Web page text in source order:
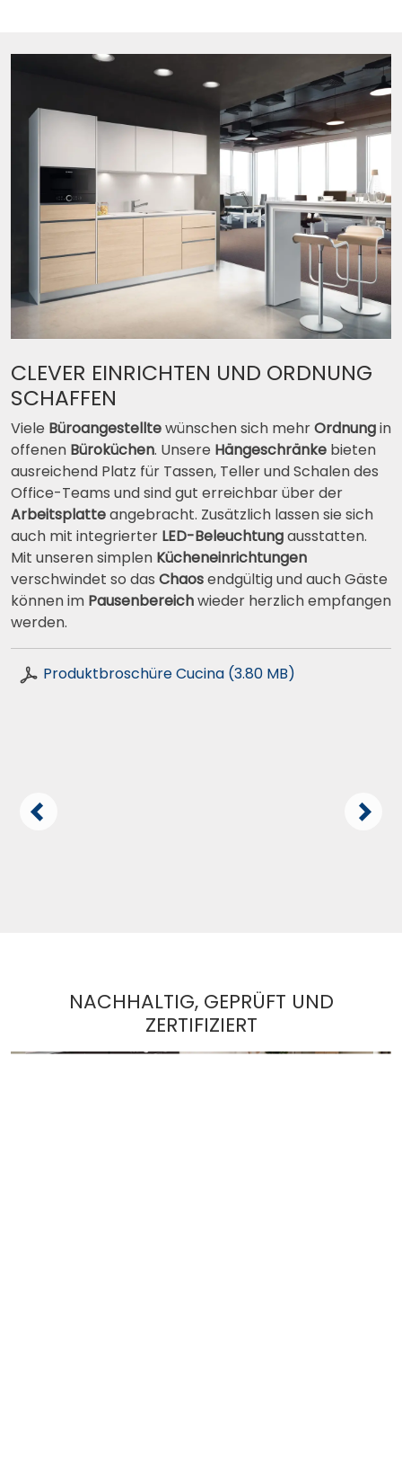
CLEVER EINRICHTEN UND ORDNUNG
SCHAFFEN
Viele Büroangestelltewünschen sich mehrOrdnungin
offenen Büroküchen. Unsere Hängeschränke bieten
ausreichend Platz für Tassen, Teller und Schalen des
Office-Teams und sind gut erreichbar über der
Arbeitsplatteangebracht. Zusätzlich lassen sie sich
auch mit integrierter LED-Beleuchtungausstatten.
Mit unseren simplen Kücheneinrichtungen
verschwindet so das Chaosendgültig und auch Gäste
können im Pausenbereichwieder herzlich empfangen
werden.
Produktbroschüre Cucina (3.80 MB)
NACHHALTIG, GEPRÜFT UND
ZERTIFIZIERT